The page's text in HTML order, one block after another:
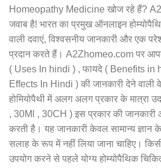
Homeopathy Medicine खोज रहे हैं?
जवाब है! भारत का प्रमुख ऑनलाइन
वाली दवाएं, विश्वसनीय जानकारी और एक
प्रदान करते हैं। A2Zhomeo.com पर
( Uses In hindi ) , फायदे ( Benefits in
Effects In Hindi ) की जानकारी देने वाली
होमियोपैथी में अलग अलग प्रकार के मात्रा
, 30Ml , 30CH ) इस प्रकार की जानकारी
करती है। यह जानकारी केवल सामान्य ज्ञान
सलाह के रूप में नहीं लिया जाना चाहिए।
उपयोग करने से पहले योग्य होम्योपैथिक